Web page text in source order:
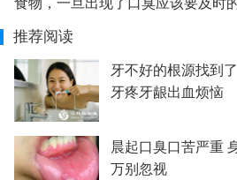
食物，一旦出现了口臭应该要及时
推荐阅读
牙不好的根源找到
牙疼牙龈出血烦恼
晨起口臭口苦严重
万别忽视